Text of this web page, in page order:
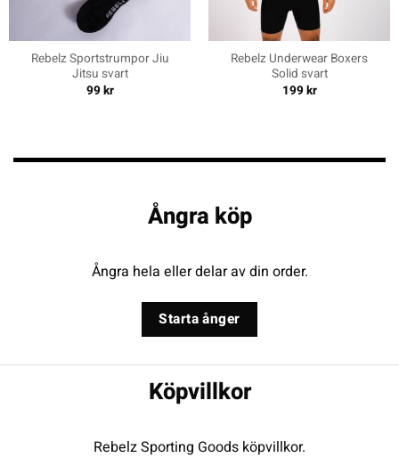
Rebelz Sportstrumpor Jiu
Jitsu svart
99kr
Rebelz Underwear Boxers
Solid svart
199kr
Ångra köp
Ångra hela eller delar av din order.
Starta ånger
Köpvillkor
Rebelz Sporting Goods köpvillkor.